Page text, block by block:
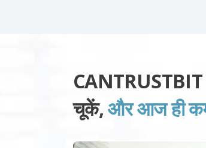
CANTRUSTBIT
चूकें,और आज ही